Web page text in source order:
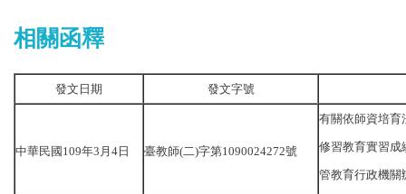
相關函釋
發文日期 發文字號
中華民國109年3月4日 臺教師(二)字第1090024272號
有關依師資培育
修習教育實習成
管教育行政機關